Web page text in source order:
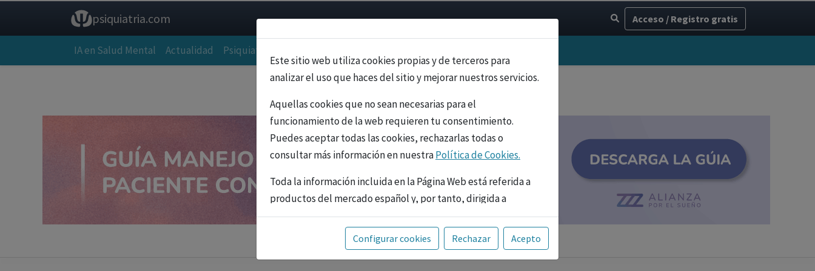
psiquiatria.com Acceso / Registro gratis
IA en Salud Mental Actualidad Psiquiatría
Este sitio web utiliza cookies propias y de terceros para
analizar el uso que haces del sitio y mejorar nuestros servicios.
Aquellas cookies que no sean necesarias para el
funcionamiento de la web requieren tu consentimiento.
Puedes aceptar todas las cookies, rechazarlas todas o
consultar más información en nuestraPolítica de Cookies.
Toda la información incluida en la Página Web está referida a
productos del mercado español y, por tanto, dirigida a
profesionales sanitarios legalmente facultados para
prescribir o dispensar medicamentos con ejercicio
profesional. La información técnica de los fármacos se facilita
Configurar cookies Rechazar Acepto